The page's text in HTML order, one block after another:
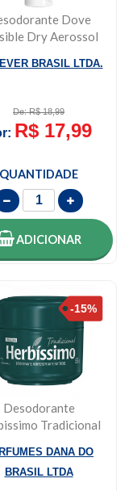
Dove
Dry Aerossol
BRASIL LTDA.
De: R$ 18,99
R$ 17,99
QUANTIDADE
ADICIONAR
Desodorante
Tradicional
DANA DO
BRASIL LTDA